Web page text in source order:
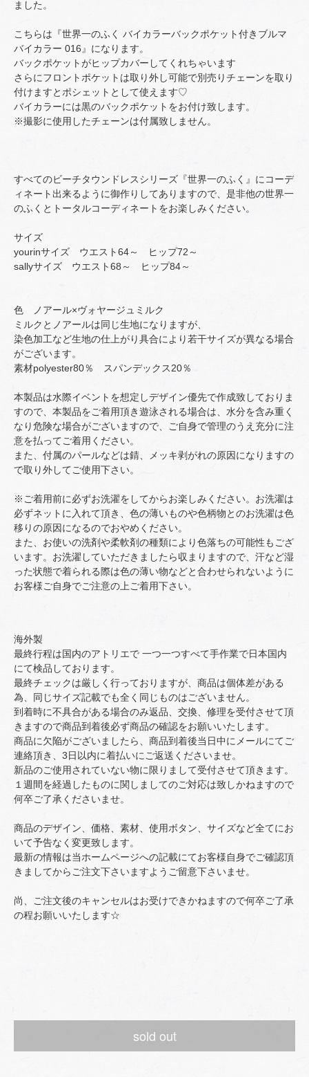
ました。
こちらは『世界一のふく バイカラーバックポケット付きブルマ
バイカラー 016』になります。
バックポケットがヒップカバーしてくれちゃいます
さらにフロントポケットは取り外し可能で別売りチェーンを取り
付けますとポシェットとして使えます♡
バイカラーには黒のバックポケットをお付け致します。
※撮影に使用したチェーンは付属致しません。
すべてのビーチタウンドレスシリーズ『世界一のふく』にコーデ
ィネート出来るように御作りしてありますので、是非他の世界一
のふくとトータルコーディネートをお楽しみください。
サイズ
yourinサイズ ウエスト64～ ヒップ72～
sallyサイズ ウエスト68～ ヒップ84～
色 ノアール×ヴォヤージュミルク
ミルクとノアールは同じ生地になりますが、
染色加工など生地の仕上がり具合により若干サイズが異なる場合
がございます。
素材polyester80％ スパンデックス20％
本製品は水際イベントを想定しデザイン優先で作成致しておりま
すので、本製品をご着用頂き遊泳される場合は、水分を含み重く
なり危険な場合がございますので、ご自身で管理のうえ充分に注
意を払ってご着用ください。
また、付属のパールなどは錆、メッキ剥がれの原因になりますの
で取り外してご使用下さい。
※ご着用前に必ずお洗濯をしてからお楽しみください。お洗濯は
必ずネットに入れて頂き、色の薄いものや色柄物とのお洗濯は色
移りの原因になるのでおやめください。
また、お使いの洗剤や柔軟剤の種類により色落ちの可能性もござ
います。お洗濯していただきましたら収まりますので、汗など湿
った状態で着られる際は色の薄い物などと合わせられないように
お客様ご自身でご注意の上ご着用下さい。
海外製
最終行程は国内のアトリエで 一つ一つすべて手作業で日本国内
にて検品しております。
最終チェックは厳しく行っておりますが、商品は個体差がある
為、同じサイズ記載でも全く同じものはございません。
到着時に不具合がある場合のみ返品、交換、修理を受付させて頂
きますので商品到着後必ず商品の確認をお願いいたします。
商品に欠陥がございましたら、商品到着後当日中にメールにてご
連絡頂き、3日以内に着払いにご返送くださいませ。
新品のご使用されていない物に限りまして受付させて頂きます。
１週間を経過したものに関しましてのご対応は致しかねますので
何卒ご了承くださいませ。
商品のデザイン、価格、素材、使用ボタン、サイズなど全てにお
いて予告なく変更致します。
最新の情報は当ホームページへの記載にてお客様自身でご確認頂
きましてからご注文下さいますようご留意下さいませ。
尚、ご注文後のキャンセルはお受けできかねますので何卒ご了承
の程お願いいたします☆
sold out